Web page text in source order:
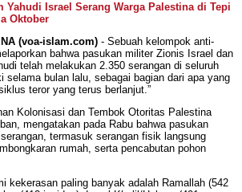
Yahudi Israel Serang Warga Palestina di Tepi
Oktober
(voa-islam.com) - Sebuah kelompok anti-
bahwa pasukan militer Zionis Israel dan
telah melakukan 2.350 serangan di seluruh
selama bulan lalu, sebagai bagian dari apa yang
teror yang terus berlanjut.”
Kolonisasi dan Tembok Otoritas Palestina
mengatakan pada Rabu bahwa pasukan
termasuk serangan fisik langsung
rumah, serta pencabutan pohon
kekerasan paling banyak adalah Ramallah (542